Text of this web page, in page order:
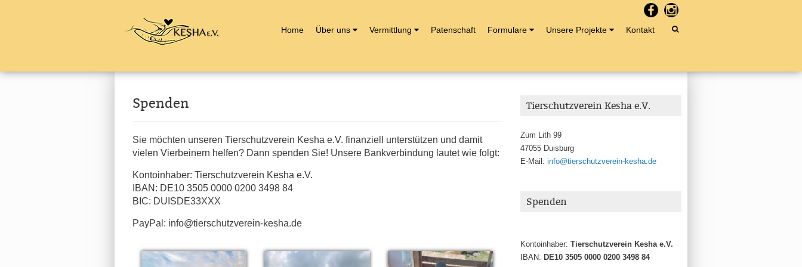
Home Über uns Vermittlung Patenschaft Formulare Unsere Projekte Kontakt
Spenden
Sie möchten unseren Tierschutzverein Kesha e.V. finanziell unterstützen und damit
vielen Vierbeinern helfen? Dann spenden Sie! Unsere Bankverbindung lautet wie folgt:
Kontoinhaber: Tierschutzverein Kesha e.V.
IBAN: DE10 3505 0000 0200 3498 84
BIC: DUISDE33XXX
PayPal: info@tierschutzverein-kesha.de
Tierschutzverein Kesha e.V.
Zum Lith 99
47055 Duisburg
E-Mail: info@tierschutzverein-kesha.de
Spenden
Kontoinhaber: Tierschutzverein Kesha e.V.
IBAN: DE10 3505 0000 0200 3498 84